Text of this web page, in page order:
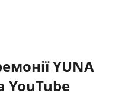
YUNA
YouTube